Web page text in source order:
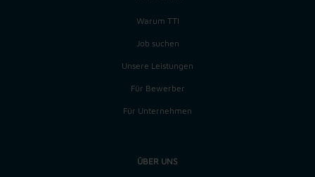
Warum TTI
Job suchen
Unsere Leistungen
Für Bewerber
Für Unternehmen
ÜBER UNS